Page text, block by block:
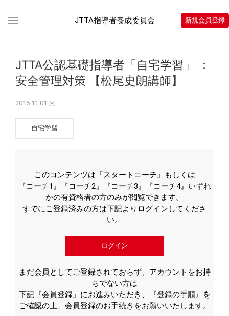
JTTA指導者養成委員会 新規会員登録
JTTA公認基礎指導者「自宅学習」 ：
安全管理対策 【松尾史朗講師】
2016.11.01 火
自宅学習
このコンテンツは『スタートコーチ』もしくは
『コーチ1』『コーチ2』『コーチ3』『コーチ4』いずれ
かの有資格者の方のみが閲覧できます。
すでにご登録済みの方は下記よりログインしてくださ
い。
ログイン
まだ会員としてご登録されておらず、アカウントをお持
ちでない方は
下記『会員登録』にお進みいただき、『登録の手順』を
ご確認の上、会員登録のお手続きをお願いいたします。